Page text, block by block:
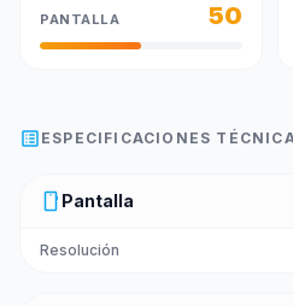
PANTALLA 50
list_alt ESPECIFICACIONES
smartphone Pantalla
Resolución